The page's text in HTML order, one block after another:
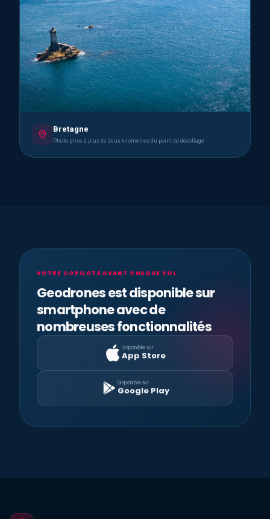
Bretagne
Photo prise à plus de deux kilomètres du point de décollage
VOTRE COPILOTE AVANT CHAQUE VOL
Geodrones est disponible sur
smartphone avec de
nombreuses fonctionnalités
Disponible sur
App Store
Disponible sur
Google Play